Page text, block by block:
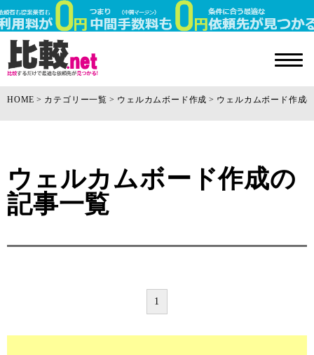
HOME カテゴリー一覧 ウェルカムボード作成 ウェルカムボード作成
ウェルカムボード作成の
記事一覧
1